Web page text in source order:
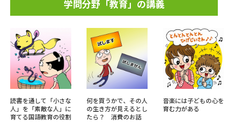
学問分野「教育」の講義
読書を通して「小さな
人」を「素敵な人」に
育てる国語教育の役割
何を買うかで、その人
の生き方が見えるとし
たら？ 消費のお話
音楽には子どもの心を
育む力がある